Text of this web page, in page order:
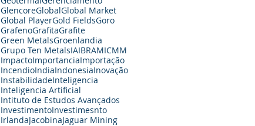
GlencoreGlobalGlobal Market
Global PlayerGold FieldsGoro
GrafenoGrafitaGrafite
Green MetalsGroenlandia
Grupo Ten MetalsIAIBRAMICMM
ImpactoImportanciaImportação
IncendioIndiaIndonesiaInovação
InstabilidadeInteligencia
Inteligencia Artificial
Intituto de Estudos Avançados
InvestimentoInvestimesnto
IrlandaJacobinaJaguar Mining